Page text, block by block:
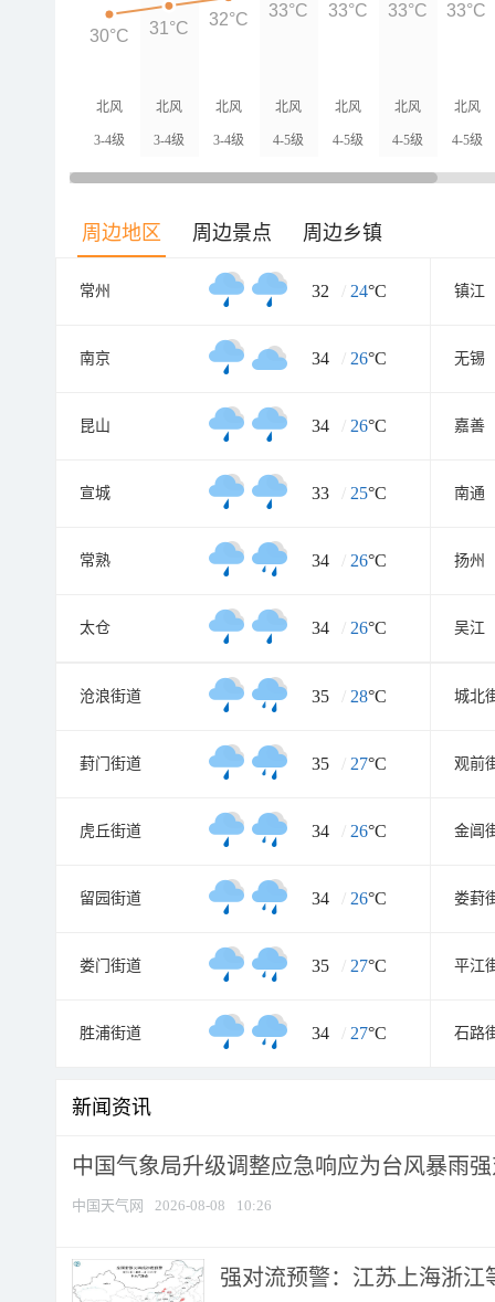
北风
3-4级
北风
3-4级
北风
3-4级
北风
4-5级
北风
4-5级
北风
4-5级
北风
4-5级
30°C 31°C 32°C 33°C 33°C 33°C 33°C
周边地区 周边景点 周边乡镇
常州 32 / 24°C 镇江
南京 34 / 26°C 无锡
昆山 34 / 26°C 嘉善
宣城 33 / 25°C 南通
常熟 34 / 26°C 扬州
太仓 34 / 26°C 吴江
沧浪街道 35 / 28°C 城北
葑门街道 35 / 27°C 观前
虎丘街道 34 / 26°C 金阊
留园街道 34 / 26°C 娄葑
娄门街道 35 / 27°C 平江
胜浦街道 34 / 27°C 石路
新闻资讯
中国气象局升级调整应急响应为台风暴雨
中国天气网 2026-08-08 10:26
强对流预警：江苏上海浙江